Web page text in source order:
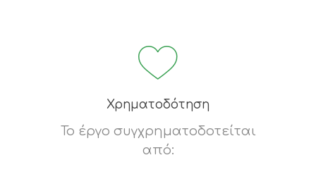
Χρηματοδότηση
Το έργο συγχρηματοδοτείται
από: